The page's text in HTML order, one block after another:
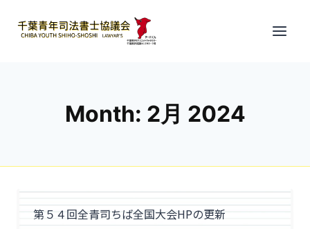
Month: 2月 2024
第５４回全青司ちば全国大会HPの更新